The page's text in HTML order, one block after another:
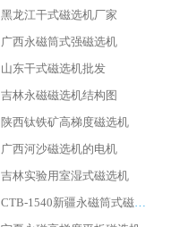
黑龙江干式磁选机厂家
广西永磁筒式强磁选机
山东干式磁选机批发
吉林永磁磁选机结构图
陕西钛铁矿高梯度磁选机
广西河沙磁选机的电机
吉林实验用室湿式磁选机
CTB-1540新疆永磁筒式磁选机